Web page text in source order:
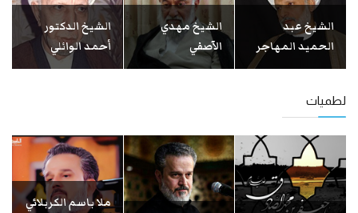
الشيخ عبد
الحميد المهاجر
الشيخ مهدي
الآصفي
الشيخ الدكتور
أحمد الوائلي
لطميات
ملا باسم الكربلائي